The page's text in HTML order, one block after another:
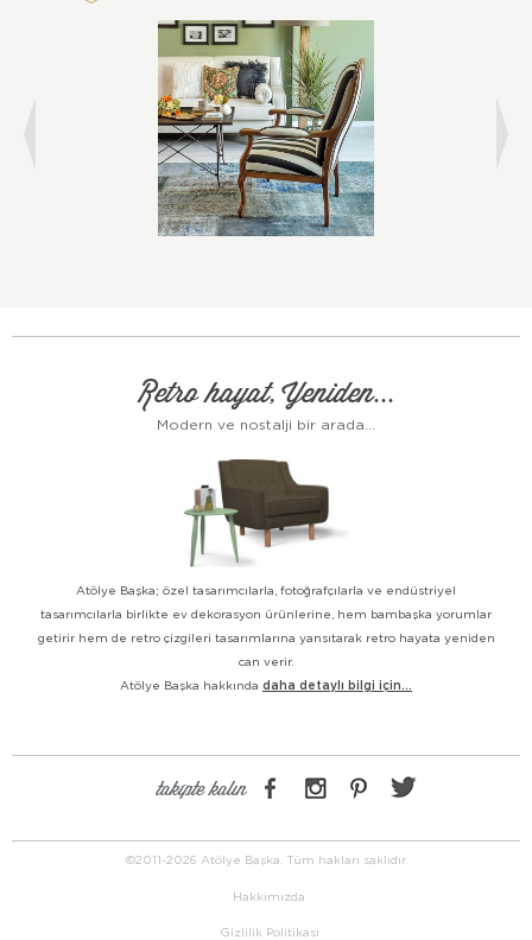
Retro hayat, Yeniden...
Modern ve nostalji bir arada...
Atölye Başka; özel tasarımcılarla, fotoğrafçılarla ve endüstriyel
tasarımcılarla birlikte ev dekorasyon ürünlerine, hem bambaşka yorumlar
getirir hem de retro çizgileri tasarımlarına yansıtarak retro hayata yeniden
can verir.
Atölye Başka hakkında daha detaylı bilgi için...
takipte kalın
©2011-2026 Atölye Başka. Tüm hakları saklıdır.
Hakkımızda
Gizlilik Politikası